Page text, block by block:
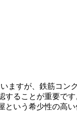
ますが、鉄筋コ
することが重要で
いう希少性の高